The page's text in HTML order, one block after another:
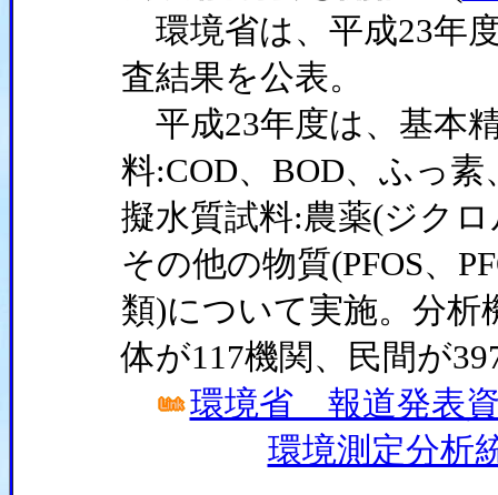
環境省は、平成23年
査結果を公表。
平成23年度は、基本
料:COD、BOD、ふっ
擬水質試料:農薬(ジク
その他の物質(PFOS、
類)について実施。分析
体が117機関、民間が
環境省 報道発表
環境測定分析